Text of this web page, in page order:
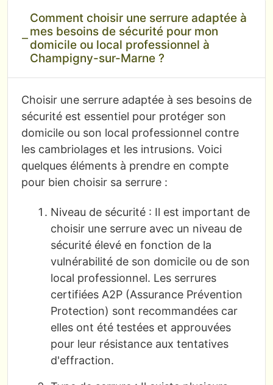
Comment choisir une serrure adaptée à
mes besoins de sécurité pour mon
domicile ou local professionnel à
Champigny-sur-Marne ?
Choisir une serrure adaptée à ses besoins de
sécurité est essentiel pour protéger son
domicile ou son local professionnel contre
les cambriolages et les intrusions. Voici
quelques éléments à prendre en compte
pour bien choisir sa serrure :
Niveau de sécurité : Il est important de
choisir une serrure avec un niveau de
sécurité élevé en fonction de la
vulnérabilité de son domicile ou de son
local professionnel. Les serrures
certifiées A2P (Assurance Prévention
Protection) sont recommandées car
elles ont été testées et approuvées
pour leur résistance aux tentatives
d'effraction.